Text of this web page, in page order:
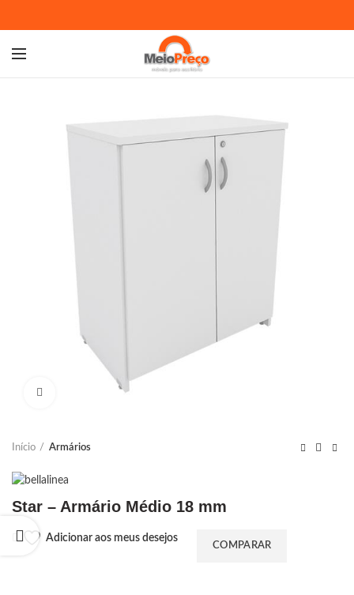
Início Armários
Star – Armário Médio 18 mm
Adicionar aos meus desejos
COMPARAR